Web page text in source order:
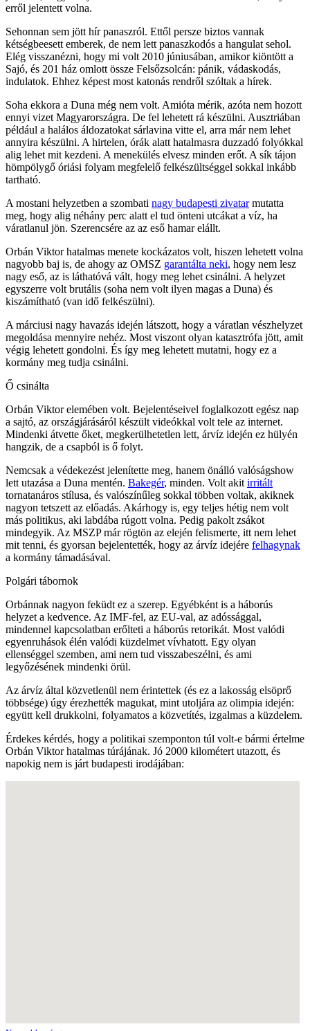
erről jelentett volna.
Sehonnan sem jött hír panaszról. Ettől persze biztos vannak
kétségbeesett emberek, de nem lett panaszkodós a hangulat sehol.
Elég visszanézni, hogy mi volt 2010 júniusában, amikor kiöntött a
Sajó, és 201 ház omlott össze Felsőzsolcán: pánik, vádaskodás,
indulatok. Ehhez képest most katonás rendről szóltak a hírek.
Soha ekkora a Duna még nem volt. Amióta mérik, azóta nem hozott
ennyi vizet Magyarországra. De fel lehetett rá készülni. Ausztriában
például a halálos áldozatokat sárlavina vitte el, arra már nem lehet
annyira készülni. A hirtelen, órák alatt hatalmasra duzzadó folyókkal
alig lehet mit kezdeni. A menekülés elvesz minden erőt. A sík tájon
hömpölygő óriási folyam megfelelő felkészültséggel sokkal inkább
tartható.
A mostani helyzetben a szombati nagy budapesti zivatarmutatta
meg, hogy alig néhány perc alatt el tud önteni utcákat a víz, ha
váratlanul jön. Szerencsére az az eső hamar elállt.
Orbán Viktor hatalmas menete kockázatos volt, hiszen lehetett volna
nagyobb baj is, de ahogy az OMSZ garantálta neki, hogy nem lesz
nagy eső, az is láthatóvá vált, hogy meg lehet csinálni. A helyzet
egyszerre volt brutális (soha nem volt ilyen magas a Duna) és
kiszámítható (van idő felkészülni).
A márciusi nagy havazás idején látszott, hogy a váratlan vészhelyzet
megoldása mennyire nehéz. Most viszont olyan katasztrófa jött, amit
végig lehetett gondolni. És így meg lehetett mutatni, hogy ez a
kormány meg tudja csinálni.
Ő csinálta
Orbán Viktor elemében volt. Bejelentéseivel foglalkozott egész nap
a sajtó, az országjárásáról készült videókkal volt tele az internet.
Mindenki átvette őket, megkerülhetetlen lett, árvíz idején ez hülyén
hangzik, de a csapból is ő folyt.
Nemcsak a védekezést jelenítette meg, hanem önálló valóságshow
lett utazása a Duna mentén. Bakegér, minden. Volt akit irritált
tornatanáros stílusa, és valószínűleg sokkal többen voltak, akiknek
nagyon tetszett az előadás. Akárhogy is, egy teljes hétig nem volt
más politikus, aki labdába rúgott volna. Pedig pakolt zsákot
mindegyik. Az MSZP már rögtön az elején felismerte, itt nem lehet
mit tenni, és gyorsan bejelentették, hogy az árvíz idejére felhagynak
a kormány támadásával.
Polgári tábornok
Orbánnak nagyon feküdt ez a szerep. Egyébként is a háborús
helyzet a kedvence. Az IMF-fel, az EU-val, az adóssággal,
mindennel kapcsolatban erőlteti a háborús retorikát. Most valódi
egyenruhások élén valódi küzdelmet vívhatott. Egy olyan
ellenséggel szemben, ami nem tud visszabeszélni, és ami
legyőzésének mindenki örül.
Az árvíz által közvetlenül nem érintettek (és ez a lakosság elsöprő
többsége) úgy érezhették magukat, mint utoljára az olimpia idején:
együtt kell drukkolni, folyamatos a közvetítés, izgalmas a küzdelem.
Érdekes kérdés, hogy a politikai szemponton túl volt-e bármi értelme
Orbán Viktor hatalmas túrájának. Jó 2000 kilométert utazott, és
napokig nem is járt budapesti irodájában: